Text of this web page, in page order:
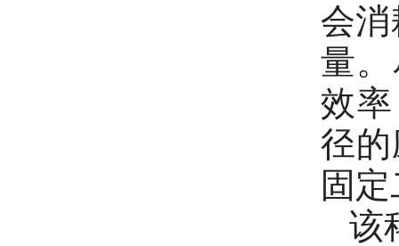
会
量
效
径
固
该